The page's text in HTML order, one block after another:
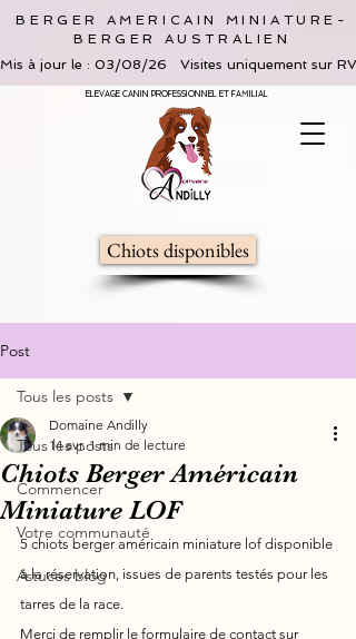
BERGER AMERICAIN MINIATURE-
BERGER AUSTRALIEN
Mis à jour le : 03/08/26   Visites uniquement sur
ELEVAGE CANIN PROFESSIONNEL ET FAMILIAL
Chiots disponibles
Post
Tous les posts
Commencer
Votre communauté
Astuces blog
Tous les posts
Chiots Berger Américain
Miniature LOF
Domaine Andilly
14 avr. 1 min de lecture
5 chiots berger américain miniature lof disponible
à la réservation, issues de parents testés pour les
tarres de la race.
Merci de remplir le formulaire de contact sur